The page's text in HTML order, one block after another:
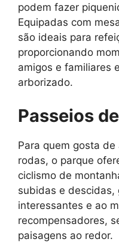
podem fazer
Equipadas com
são ideais para
proporcionando
amigos e familiares
arborizado.
Passeios
Para quem gosta
rodas, o parque
ciclismo de
subidas e descidas,
interessantes e ao
recompensadores,
paisagens ao redor.